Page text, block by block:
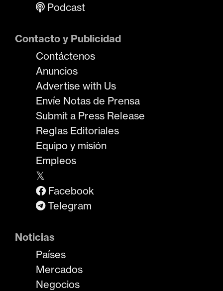
Podcast
Contacto y Publicidad
Contáctenos
Anuncios
Advertise with Us
Envíe Notas de Prensa
Submit a Press Release
Reglas Editoriales
Equipo y misión
Empleos
𝕏
Facebook
Telegram
Noticias
Países
Mercados
Negocios